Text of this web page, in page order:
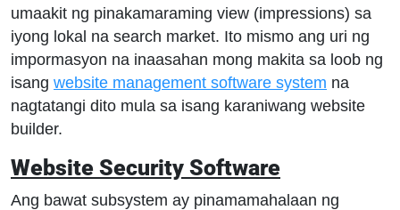
umaakit ng pinakamaraming view (impressions) sa
iyong lokal na search market. Ito mismo ang uri ng
impormasyon na inaasahan mong makita sa loob ng
isang website management software system na
nagtatangi dito mula sa isang karaniwang website
builder.
Website Security Software
Ang bawat subsystem ay pinamamahalaan ng